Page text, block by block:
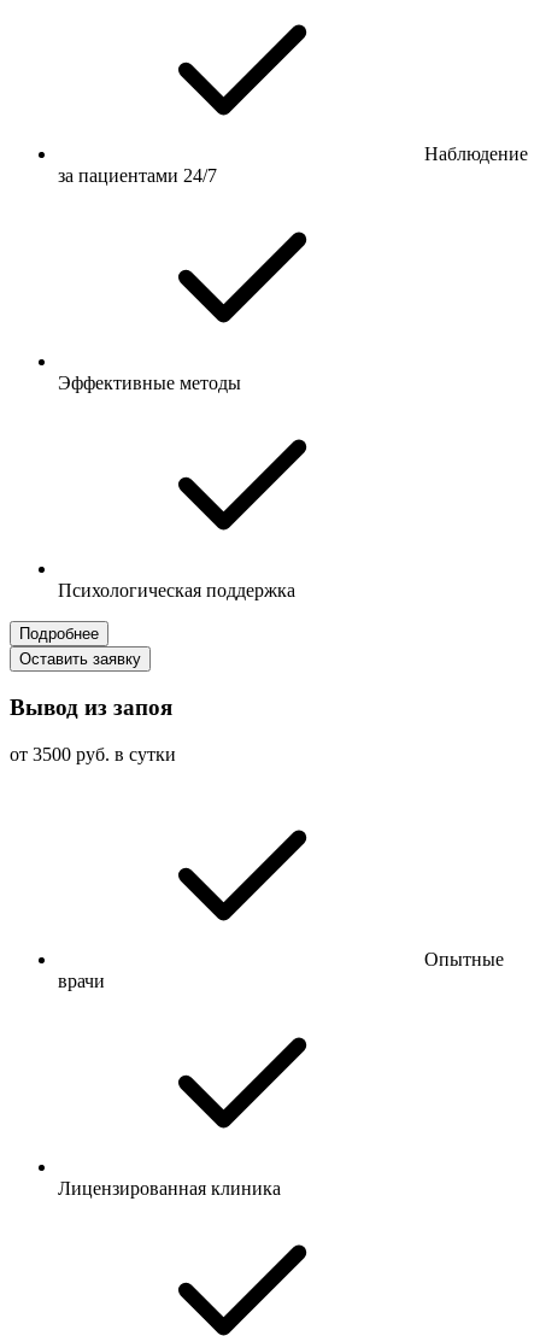
Наблюдение
за пациентами 24/7
Эффективные методы
Психологическая поддержка
Подробнее
Оставить заявку
Вывод из запоя
от 3500 руб. в сутки
Опытные
врачи
Лицензированная клиника